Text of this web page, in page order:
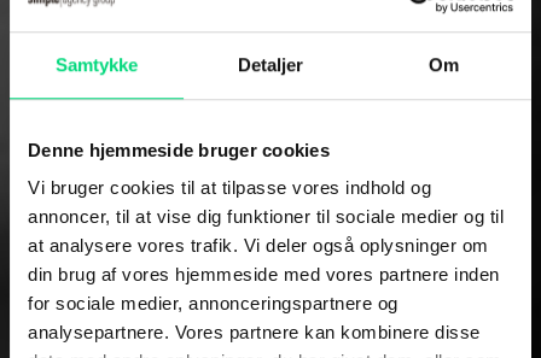
Samtykke Detaljer Om
Denne hjemmeside bruger cookies
Vi bruger cookies til at tilpasse vores indhold og
annoncer, til at vise dig funktioner til sociale medier og til
at analysere vores trafik. Vi deler også oplysninger om
din brug af vores hjemmeside med vores partnere inden
for sociale medier, annonceringspartnere og
analysepartnere. Vores partnere kan kombinere disse
ERP-system der giver
overblik